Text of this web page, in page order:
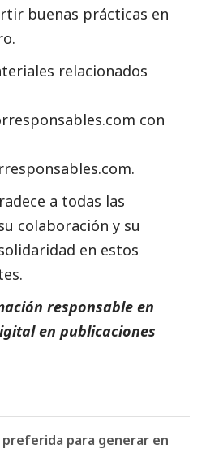
buenas prácticas en
relacionados
con
.
a todas las
colaboración y su
en estos
responsable en
en publicaciones
preferida para generar en